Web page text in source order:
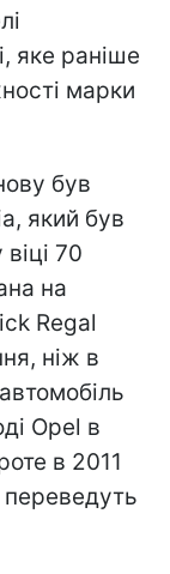
яке раніше
марки
був
який був
70
на
Regal
ніж в
Opel в
в 2011